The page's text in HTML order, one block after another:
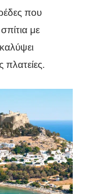
που
με
πλατείες.